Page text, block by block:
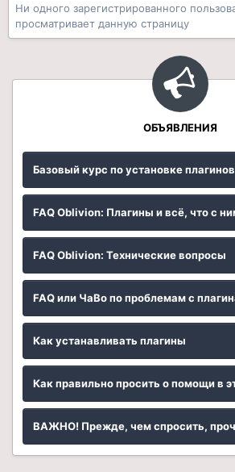
Ни одного зарегистрированного
просматривает данную страницу
ОБЪЯВЛЕНИЯ
Базовый курс по установке плагинов
FAQ Oblivion: Плагины и всё, что с
FAQ Oblivion: Технические вопросы
FAQ или ЧаВо по проблемам с
Как устанавливать плагины
Как правильно просить о помощи в
ВАЖНО! Прежде, чем спросить,